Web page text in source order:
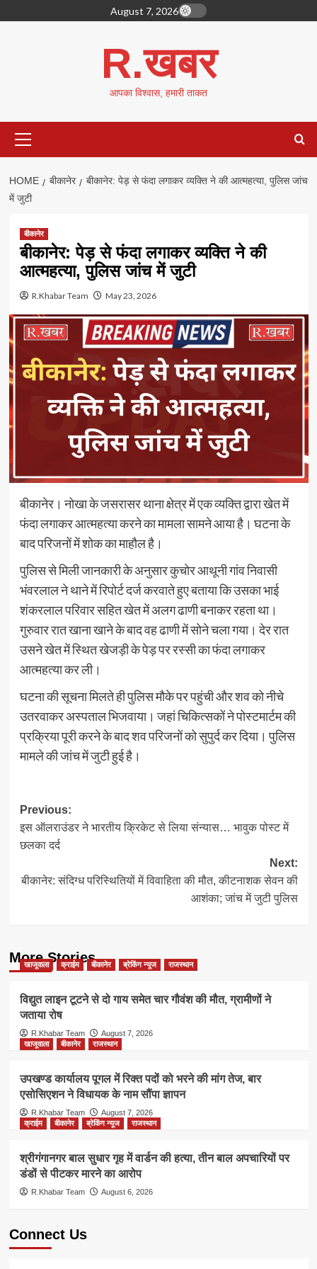
to
August 7, 2026
R.खबर
आपका विश्वास, हमारी ताकत
Menu
HOME बीकानेर
बीकानेर: पेड़ से फंदा लगाकर व्यक्ति ने की आत्महत्या, पुलिस जांच
में जुटी
बीकानेर
बीकानेर: पेड़ से फंदा लगाकर व्यक्ति ने की
आत्महत्या, पुलिस जांच में जुटी
R.Khabar Team May 23, 2026
बीकानेर। नोखा के जसरासर थाना क्षेत्र में एक व्यक्ति द्वारा खेत में
फंदा लगाकर आत्महत्या करने का मामला सामने आया है। घटना के
बाद परिजनों में शोक का माहौल है।
पुलिस से मिली जानकारी के अनुसार कुचोर आथूनी गांव निवासी
भंवरलाल ने थाने में रिपोर्ट दर्ज करवाते हुए बताया कि उसका भाई
शंकरलाल परिवार सहित खेत में अलग ढाणी बनाकर रहता था।
गुरुवार रात खाना खाने के बाद वह ढाणी में सोने चला गया। देर रात
उसने खेत में स्थित खेजड़ी के पेड़ पर रस्सी का फंदा लगाकर
आत्महत्या कर ली।
घटना की सूचना मिलते ही पुलिस मौके पर पहुंची और शव को नीचे
उतरवाकर अस्पताल भिजवाया। जहां चिकित्सकों ने पोस्टमार्टम की
प्रक्रिया पूरी करने के बाद शव परिजनों को सुपुर्द कर दिया। पुलिस
मामले की जांच में जुटी हुई है।
Post
navigation
Previous:
इस ऑलराउंडर ने भारतीय क्रिकेट से लिया संन्यास… भावुक पोस्ट में
छलका दर्द
Next:
बीकानेर: संदिग्ध परिस्थितियों में विवाहिता की मौत, कीटनाशक सेवन की
आशंका; जांच में जुटी पुलिस
More Stories
खाजूवाला क्राईम बीकानेर ब्रेकिंग न्यूज राजस्थान
विद्युत लाइन टूटने से दो गाय समेत चार गौवंश की मौत, ग्रामीणों ने
जताया रोष
R.Khabar Team
August 7, 2026
खाजूवाला
बीकानेर राजस्थान
उपखण्ड कार्यालय पूगल में रिक्त पदों को भरने की मांग तेज, बार
एसोसिएशन ने विधायक के नाम सौंपा ज्ञापन
R.Khabar Team
August 7, 2026
क्राईम
बीकानेर ब्रेकिंग न्यूज राजस्थान
श्रीगंगानगर बाल सुधार गृह में वार्डन की हत्या, तीन बाल अपचारियों पर
डंडों से पीटकर मारने का आरोप
R.Khabar Team August 6, 2026
Connect Us